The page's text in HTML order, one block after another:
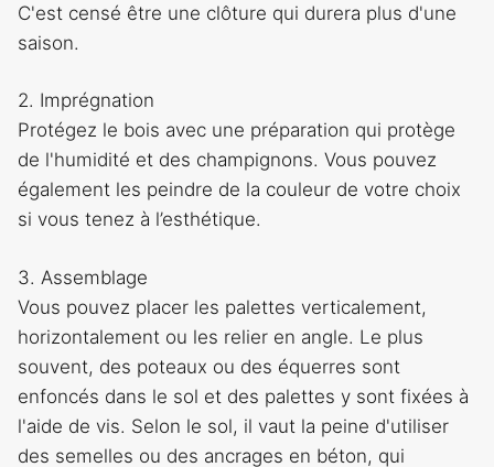
C'est censé être une clôture qui durera plus d'une
saison.
2. Imprégnation
Protégez le bois avec une préparation qui protège
de l'humidité et des champignons. Vous pouvez
également les peindre de la couleur de votre choix
si vous tenez à l’esthétique.
3. Assemblage
Vous pouvez placer les palettes verticalement,
horizontalement ou les relier en angle. Le plus
souvent, des poteaux ou des équerres sont
enfoncés dans le sol et des palettes y sont fixées à
l'aide de vis. Selon le sol, il vaut la peine d'utiliser
des semelles ou des ancrages en béton, qui